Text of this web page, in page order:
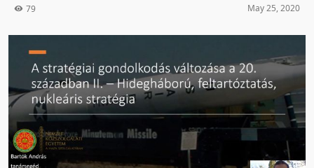
79 May 25, 2020